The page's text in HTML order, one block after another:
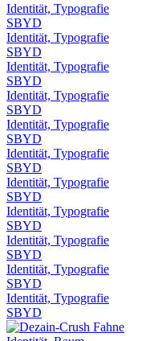
Identität, Typografie
SBYD
Identität, Typografie
SBYD
Identität, Typografie
SBYD
Identität, Typografie
SBYD
Identität, Typografie
SBYD
Identität, Typografie
SBYD
Identität, Typografie
SBYD
Identität, Typografie
SBYD
Identität, Typografie
SBYD
Identität, Typografie
SBYD
Identität, Typografie
SBYD